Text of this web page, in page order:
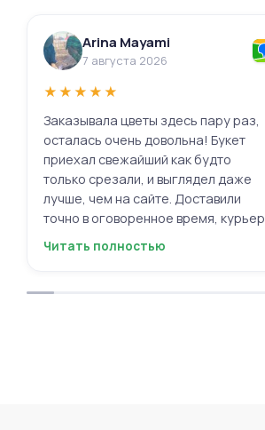
Arina Mayami
7 августа 2026
★★★★★
Заказывала цветы здесь пару раз,
осталась очень довольна! Букет
приехал свежайший как будто
только срезали, и выглядел даже
лучше, чем на сайте. Доставили
точно в оговоренное время, курьер
вежливый, ещё и открытку с тёплыми
приятными. Однозначно буду
Читать полностью